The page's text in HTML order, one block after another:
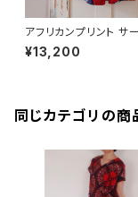
アフリカンプリント サ
ラップスカート red
¥13,200
同じカテゴリの商